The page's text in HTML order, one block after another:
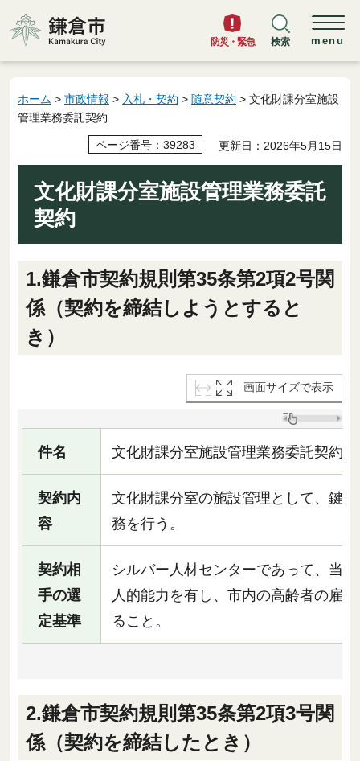
鎌倉市
防災・緊急 検索 menu
ホーム > 市政情報 > 入札・契約 > 随意契約 > 文化財課分室施設
管理業務委託契約
ページ番号：39283 更新日：2026年5月15日
文化財課分室施設管理業務委託
契約
1.鎌倉市契約規則第35条第2項2号関
係（契約を締結しようとすると
き）
画面サイズで表示
件名 文化財課分室施設管理業務委託契約
契約内
容
文化財課分室の施設管理として、鍵
務を行う。
契約相
手の選
定基準
シルバー人材センターであって、当
人的能力を有し、市内の高齢者の雇
ること。
2.鎌倉市契約規則第35条第2項3号関
係（契約を締結したとき）